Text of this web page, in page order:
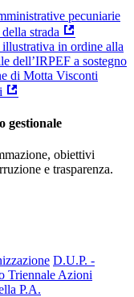
pecuniarie
strada
in ordine alla
dell’IRPEF a sostegno
di Motta Visconti
gestionale
obiettivi
e trasparenza.
D.U.P. -
Triennale Azioni
P.A.